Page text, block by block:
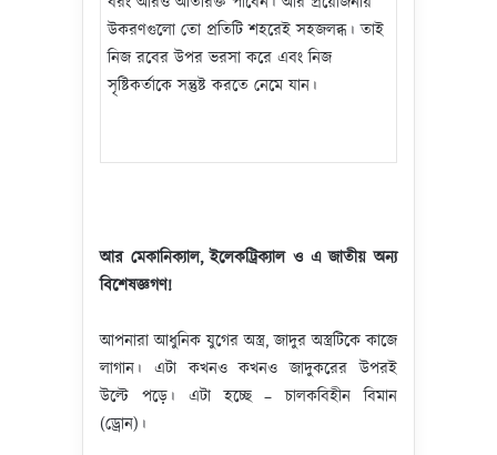
উকরণগুলো তো প্রতিটি শহরেই সহজলব্ধ। তাই
নিজ রবের উপর ভরসা করে এবং নিজ
সৃষ্টিকর্তাকে সন্তুষ্ট করতে নেমে যান।
আর মেকানিক্যাল,ইলেকট্রিক্যাল ও এ জাতীয় অন্য
বিশেষজ্ঞগণ!
আপনারা আধুনিক যুগের অস্ত্র, জাদুর অস্ত্রটিকে কাজে
লাগান। এটা কখনও কখনও জাদুকরের উপরই
উল্টে পড়ে। এটা হচ্ছে – চালকবিহীন বিমান
(ড্রোন)।